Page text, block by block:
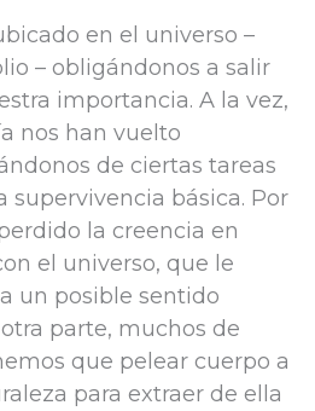
en el universo –
– obligándonos a salir
importancia. A la vez,
nos han vuelto
de ciertas tareas
supervivencia básica. Por
la creencia en
el universo, que le
un posible sentido
parte, muchos de
que pelear cuerpo a
para extraer de ella